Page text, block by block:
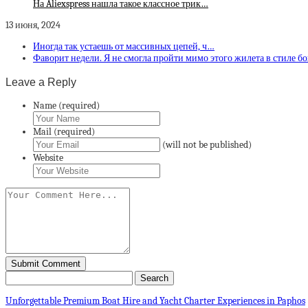
На Aliexspress нашла такое классное трик…
13 июня, 2024
Иногда так устаешь от массивных цепей, ч…
Фаворит недели. Я не смогла пройти мимо этого жилета в стиле
Leave a Reply
Name (required)
Mail (required)
(will not be published)
Website
Unforgettable Premium Boat Hire and Yacht Charter Experiences in Paphos